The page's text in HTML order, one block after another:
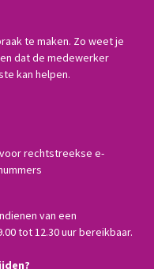
te maken. Zo weet je
dat de medewerker
kan helpen.
rechtstreekse e-
van een
tot 12.30 uur bereikbaar.